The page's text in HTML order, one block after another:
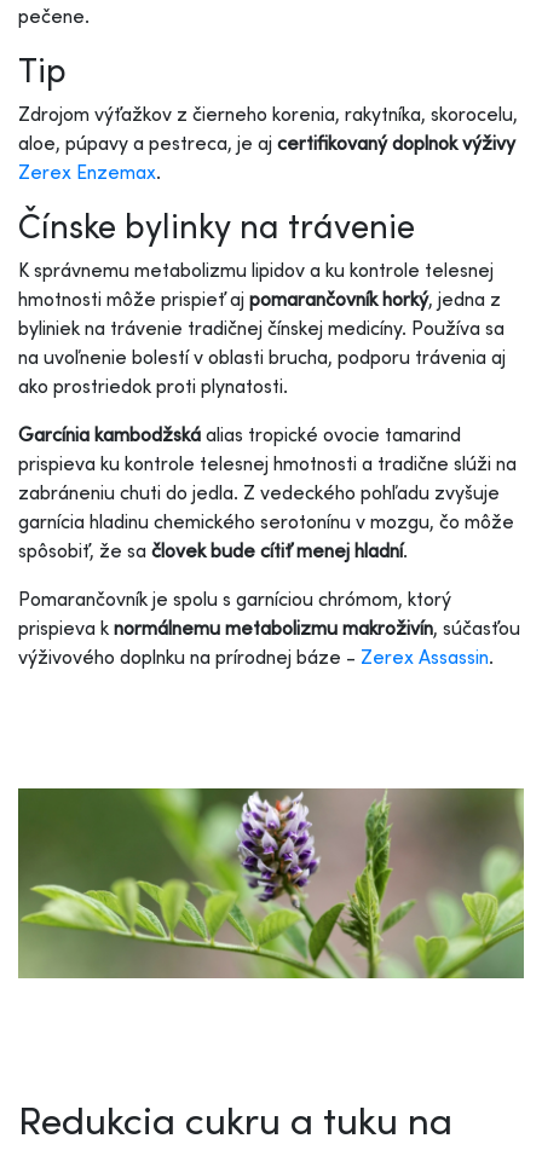
pečene.
Tip
Zdrojom výťažkov z čierneho korenia, rakytníka, skorocelu,
aloe, púpavy a pestreca, je aj certifikovaný doplnok výživy
Zerex Enzemax.
Čínske bylinky na trávenie
K správnemu metabolizmu lipidov a ku kontrole telesnej
hmotnosti môže prispieť aj pomarančovník horký, jedna z
byliniek na trávenie tradičnej čínskej medicíny. Používa sa
na uvoľnenie bolestí v oblasti brucha, podporu trávenia aj
ako prostriedok proti plynatosti.
Garcínia kambodžská alias tropické ovocie tamarind
prispieva ku kontrole telesnej hmotnosti a tradične slúži na
zabráneniu chuti do jedla. Z vedeckého pohľadu zvyšuje
garnícia hladinu chemického serotonínu v mozgu, čo môže
spôsobiť, že sa človek bude cítiť menej hladní.
Pomarančovník je spolu s garníciou chrómom, ktorý
prispieva k normálnemu metabolizmu makroživín, súčasťou
výživového doplnku na prírodnej báze - Zerex Assassin.
Redukcia cukru a tuku na